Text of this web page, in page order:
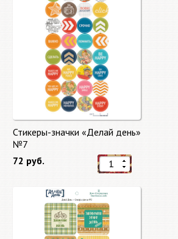
Стикеры-значки «Делай день»
№7
72 руб.